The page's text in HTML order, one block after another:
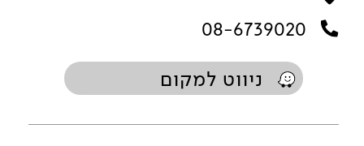
08-6739020
ניווט למקום